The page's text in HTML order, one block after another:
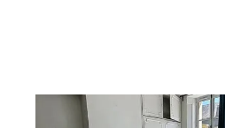
ORLEANS 45